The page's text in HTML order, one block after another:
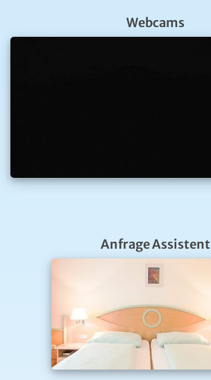
Webcams
Anfrage Assistent